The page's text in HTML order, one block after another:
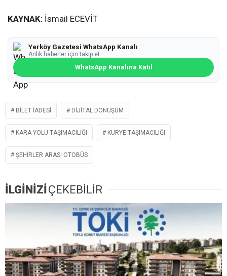
KAYNAK: İsmail ECEVİT
Yerköy Gazetesi WhatsApp Kanalı
Anlık haberler için takip et
WhatsApp Kanalına Katıl
BILET IADESI DIJITAL DÖNÜŞÜM
KARA YOLU TAŞIMACILIĞI KURYE TAŞIMACILIĞI
ŞEHIRLER ARASI OTOBÜS
İLGİNİZİÇEKEBİLİR